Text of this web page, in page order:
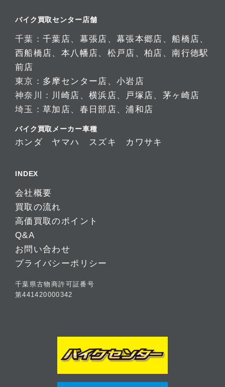
バイク買取センター店舗
千葉：千葉店、 幕張店 、幕張本郷店 、船橋店、
西船橋店、 本八幡店、 松戸店 、柏店 、南行徳駅
前店
東京： 多摩センター店 、 小岩店
神奈川： 川崎店 、 横浜店、 戸塚店、 茅ヶ崎店
埼玉：草加店、 春日部店、浦和店
バイク買取メーカー車種
ホンダ ヤマハ スズキ カワサキ
INDEX
会社概要
買取の流れ
高価買取のポイント
Q&A
お問い合わせ
プライバシーポリシー
千葉県古物商許可証番号
第441420000342